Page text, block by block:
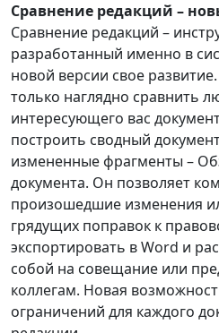
Сравнение редакций –
Сравнение редакций –
разработанный именно в
новой версии свое
только наглядно сравнить
интересующего вас
построить сводный
измененные фрагменты –
документа. Он позволяет
произошедшие изменения
грядущих поправок к
экспортировать в Word и
собой на совещание или
коллегам. Новая
ограничений для каждого